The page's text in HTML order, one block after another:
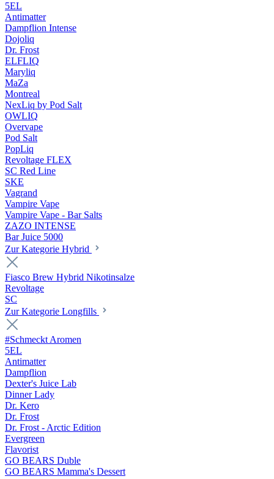
5EL
Antimatter
Dampflion Intense
Dojoliq
Dr. Frost
ELFLIQ
Maryliq
MaZa
Montreal
NexLiq by Pod Salt
OWLIQ
Overvape
Pod Salt
PopLiq
Revoltage FLEX
SC Red Line
SKE
Vagrand
Vampire Vape
Vampire Vape - Bar Salts
ZAZO INTENSE
Bar Juice 5000
Zur Kategorie Hybrid
Fiasco Brew Hybrid Nikotinsalze
Revoltage
SC
Zur Kategorie Longfills
#Schmeckt Aromen
5EL
Antimatter
Dampflion
Dexter's Juice Lab
Dinner Lady
Dr. Kero
Dr. Frost
Dr. Frost - Arctic Edition
Evergreen
Flavorist
GO BEARS Duble
GO BEARS Mamma's Dessert